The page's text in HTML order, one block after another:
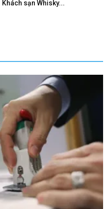
Khách sạn Whisky...